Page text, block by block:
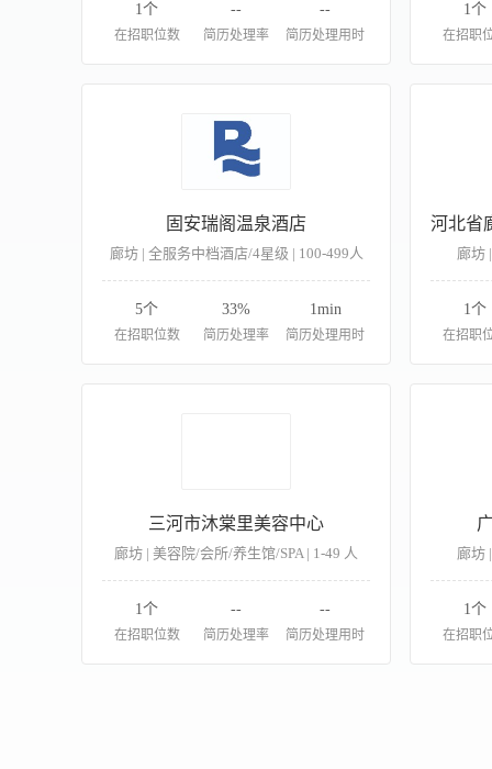
1个
在招职位数
--
简历处理率
--
简历处理用时
1个
在招职
固安瑞阁温泉酒店
廊坊 | 全服务中档酒店/4星级 | 100-499人
5个
在招职位数
33%
简历处理率
1min
简历处理用时
廊坊
1个
在招职
三河市沐棠里美容中心
廊坊 | 美容院/会所/养生馆/SPA | 1-49 人
1个
在招职位数
--
简历处理率
--
简历处理用时
廊坊
1个
在招职